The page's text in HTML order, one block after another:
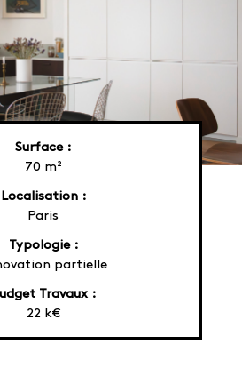
Surface :
70 m²
Localisation :
Paris
Typologie :
partielle
Travaux :
22 k€